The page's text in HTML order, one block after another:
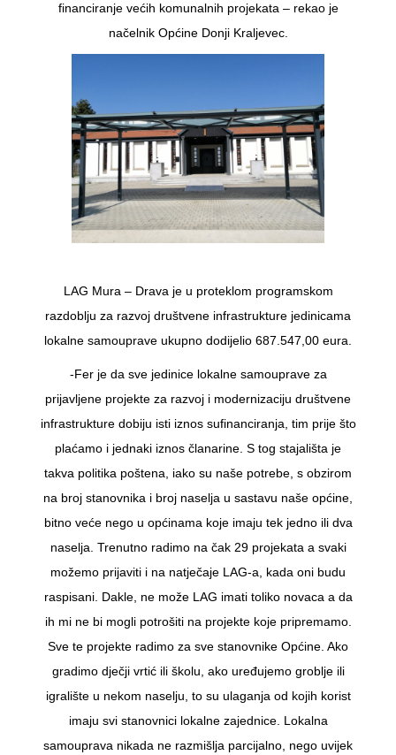
financiranje većih komunalnih projekata – rekao je
načelnik Općine Donji Kraljevec.
LAG Mura – Drava je u proteklom programskom
razdoblju za razvoj društvene infrastrukture jedinicama
lokalne samouprave ukupno dodijelio 687.547,00 eura.
-Fer je da sve jedinice lokalne samouprave za
prijavljene projekte za razvoj i modernizaciju društvene
infrastrukture dobiju isti iznos sufinanciranja, tim prije što
plaćamo i jednaki iznos članarine. S tog stajališta je
takva politika poštena, iako su naše potrebe, s obzirom
na broj stanovnika i broj naselja u sastavu naše općine,
bitno veće nego u općinama koje imaju tek jedno ili dva
naselja. Trenutno radimo na čak 29 projekata a svaki
možemo prijaviti i na natječaje LAG-a, kada oni budu
raspisani. Dakle, ne može LAG imati toliko novaca a da
ih mi ne bi mogli potrošiti na projekte koje pripremamo.
Sve te projekte radimo za sve stanovnike Općine. Ako
gradimo dječji vrtić ili školu, ako uređujemo groblje ili
igralište u nekom naselju, to su ulaganja od kojih korist
imaju svi stanovnici lokalne zajednice. Lokalna
samouprava nikada ne razmišlja parcijalno, nego uvijek